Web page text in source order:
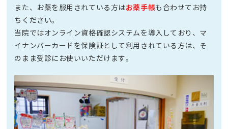
また、お薬を服用されている方はお薬手帳も合わせてお持
ちください。
当院ではオンライン資格確認システムを導入しており、マ
イナンバーカードを保険証として利用されている方は、そ
のまま受診にお使いいただけます。